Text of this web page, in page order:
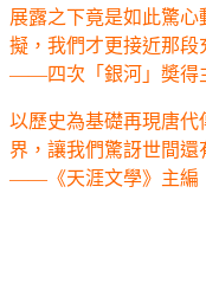
展露之下竟是如此驚
擬，我們才更接近那段
——四次「銀河」奬得
以歷史為基礎再現唐
界，讓我們驚訝世間還
——《天涯文學》主